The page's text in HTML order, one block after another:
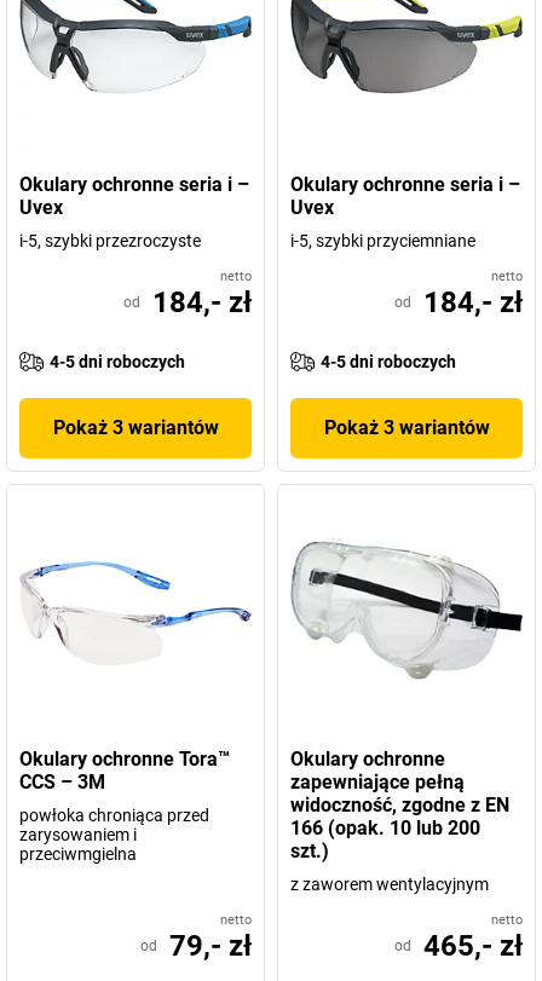
Okulary ochronne seria i –
Uvex
i-5, szybki przezroczyste
netto
od 184,- zł
4-5 dni roboczych
Pokaż 3 wariantów
Okulary ochronne seria i –
Uvex
i-5, szybki przyciemniane
netto
od 184,- zł
4-5 dni roboczych
Pokaż 3 wariantów
Okulary ochronne Tora™
CCS – 3M
powłoka chroniąca przed
zarysowaniem i
przeciwmgielna
netto
od 79,- zł
Okulary ochronne
zapewniające pełną
widoczność, zgodne z EN
166 (opak. 10 lub 200
szt.)
z zaworem wentylacyjnym
netto
od 465,- zł